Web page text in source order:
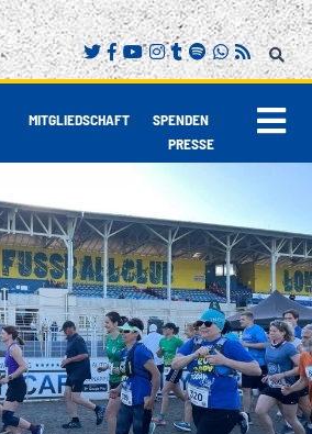
MITGLIEDSCHAFT| SPENDEN |
PRESSE